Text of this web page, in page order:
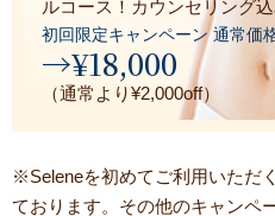
ルコース！カウンセリング
初回限定キャンペーン通常価
→¥18,000
（通常より¥2,000off）
※Seleneを初めてご利用いただ
ております。その他のキャンペ